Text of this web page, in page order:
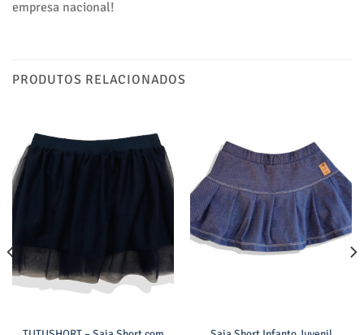
empresa nacional!
PRODUTOS RELACIONADOS